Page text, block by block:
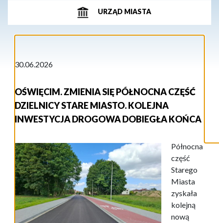
URZĄD MIASTA
30.06.2026
OŚWIĘCIM. ZMIENIA SIĘ PÓŁNOCNA CZĘŚĆ
DZIELNICY STARE MIASTO. KOLEJNA
INWESTYCJA DROGOWA DOBIEGŁA KOŃCA
Północna
część
Starego
Miasta
zyskała
kolejną
nową